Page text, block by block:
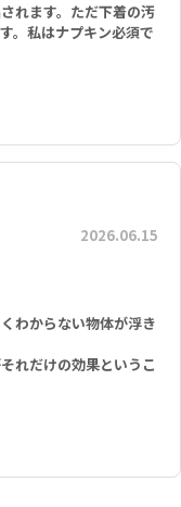
れます。ただ下着の汚
。私はナプキン必須で
2026.06.15
わからない物体が浮き
れだけの効果というこ